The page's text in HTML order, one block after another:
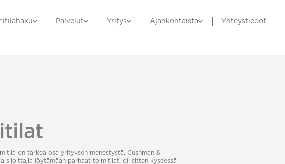
Palvelut Yritys Ajankohtaista Yhteystiedot
on tärkeä osa yrityksen menestystä. Cushman &
sijoittajia löytämään parhaat toimitilat, oli sitten kyseessä